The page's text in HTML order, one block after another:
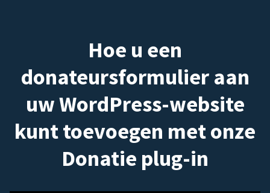
Hoe u een
donateursformulier aan
uw WordPress-website
kunt toevoegen met onze
Donatie plug-in